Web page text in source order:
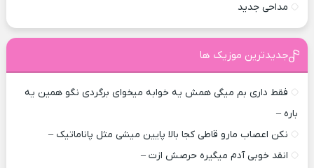
مداحی جدید
جدیدترین موزیک ها
فقط داری بم میگی همش یه خوابه میخوای برگردی نگو همین یه
باره –
نکن اعصاب مارو قاطی کجا بالا پایین میشی مثل پاناماتیک –
انقد خوبی آدم میگیره حرصش ازت –